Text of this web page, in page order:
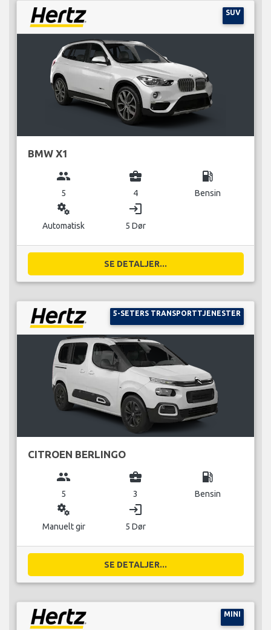
SUV
BMW X1
group
5
business_center
4
local_gas_station
Bensin
miscellaneous_services
Automatisk
login
5 Dør
SE DETALJER...
5-SETERS TRANSPORTTJENESTER
CITROEN BERLINGO
group
5
business_center
3
local_gas_station
Bensin
miscellaneous_services
Manuelt gir
login
5 Dør
SE DETALJER...
MINI